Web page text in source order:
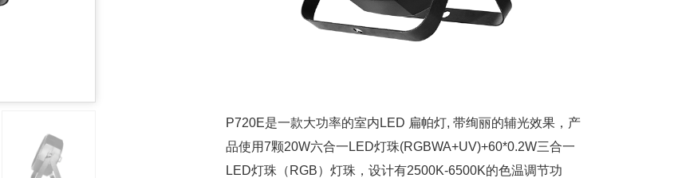
P720E是一款大功率的室内LED 扁帕灯, 带绚丽的辅光效果，产
品使用7颗20W六合一LED灯珠(RGBWA+UV)+60*0.2W三合一
LED灯珠（RGB）灯珠，设计有2500K-6500K的色温调节功